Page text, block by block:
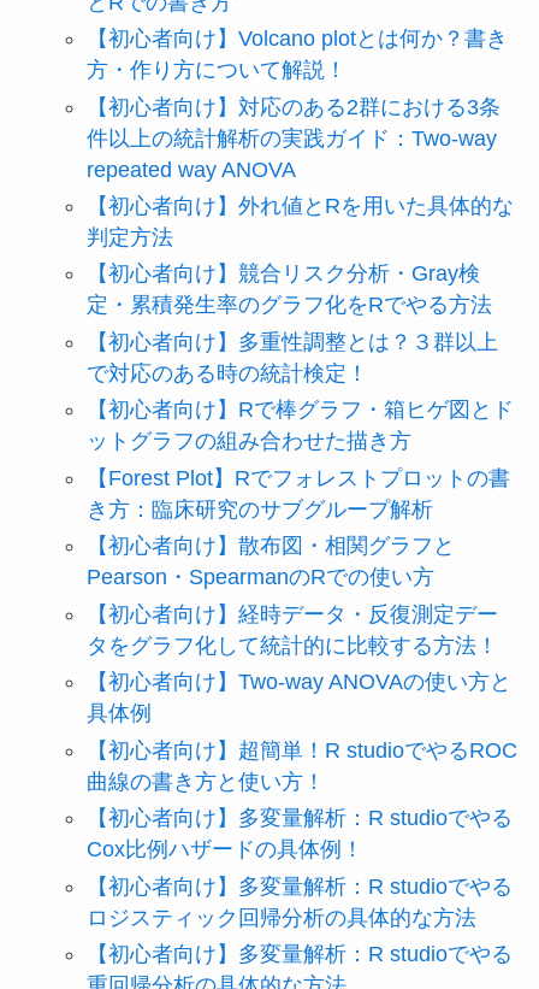
【初心者向け】Volcano plotとは何か？書き
方・作り方について解説！
【初心者向け】対応のある2群における3条
件以上の統計解析の実践ガイド：Two-way
repeated way ANOVA
【初心者向け】外れ値とRを用いた具体的な
判定方法
【初心者向け】競合リスク分析・Gray検
定・累積発生率のグラフ化をRでやる方法
【初心者向け】多重性調整とは？３群以上
で対応のある時の統計検定！
【初心者向け】Rで棒グラフ・箱ヒゲ図とド
ットグラフの組み合わせた描き方
【Forest Plot】Rでフォレストプロットの書
き方：臨床研究のサブグループ解析
【初心者向け】散布図・相関グラフと
Pearson・SpearmanのRでの使い方
【初心者向け】経時データ・反復測定デー
タをグラフ化して統計的に比較する方法！
【初心者向け】Two-way ANOVAの使い方と
具体例
【初心者向け】超簡単！R studioでやるROC
曲線の書き方と使い方！
【初心者向け】多変量解析：R studioでやる
Cox比例ハザードの具体例！
【初心者向け】多変量解析：R studioでやる
ロジスティック回帰分析の具体的な方法
【初心者向け】多変量解析：R studioでやる